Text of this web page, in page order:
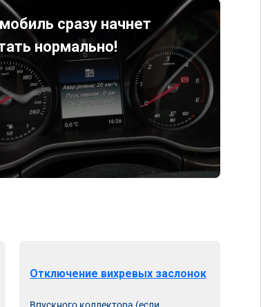
сразу начнет
нормально!
Отключение вихревых заслонок